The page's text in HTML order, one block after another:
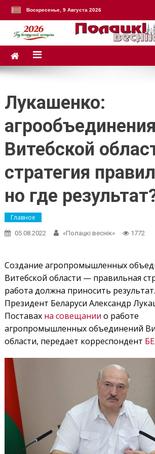
Воскресенье, 9 Августа 2026
Лукашенко:
Витебской
стратегия
но где
Главное
05.08.2022 «Полацкі веснік» 1772
Создание агропромышленных
Витебской области — правильная
работа должна приносить
Президент Беларуси Александр
Поставах на совещании о работе
агропромышленных объединений
области, передает корреспондент